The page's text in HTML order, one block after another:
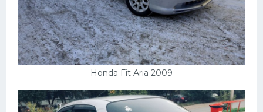
Honda Fit Aria 2009